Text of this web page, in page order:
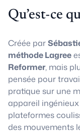
Qu’est-ce
Créée par
méthode Lagree
Reformer, mais
pensée pour
pratique sur une
appareil
plateformes
des mouvements